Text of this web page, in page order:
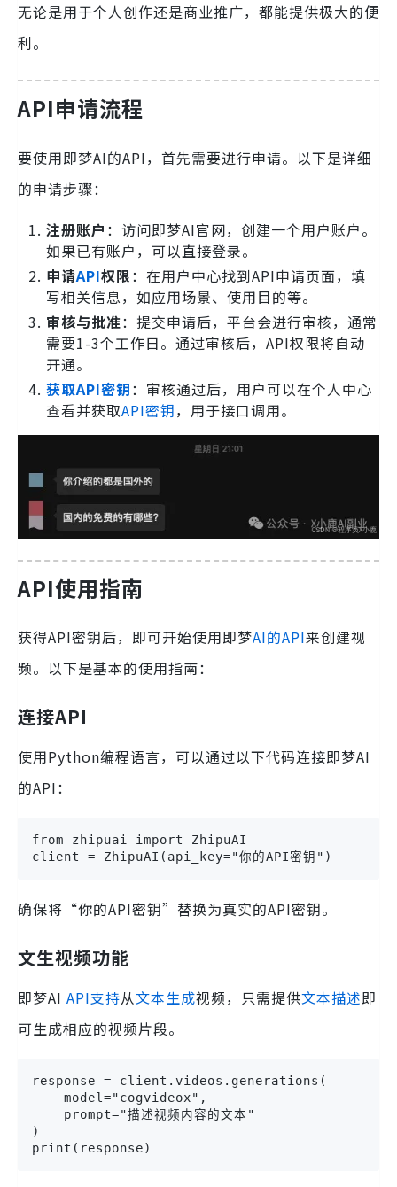
无论是用于个人创作还是商业推广，都能提供极大的便
利。
API申请流程
要使用即梦AI的API，首先需要进行申请。以下是详细
的申请步骤：
注册账户 ：访问即梦AI官网，创建一个用户账户。
如果已有账户，可以直接登录。
申请API权限：在用户中心找到API申请页面，填
写相关信息，如应用场景、使用目的等。
审核与批准：提交申请后，平台会进行审核，通常
需要1-3个工作日。通过审核后，API权限将自动
开通。
获取API密钥：审核通过后，用户可以在个人中心
查看并获取API密钥，用于接口调用。
API使用指南
获得API密钥后，即可开始使用即梦AI的API来创建视
频。以下是基本的使用指南：
连接API
使用Python编程语言，可以通过以下代码连接即梦AI
的API：
from zhipuai import ZhipuAI
client = ZhipuAI(api_key="你的API密钥")
确保将“你的API密钥”替换为真实的API密钥。
文生视频功能
即梦AI API支持从文本生成视频，只需提供文本描述即
可生成相应的视频片段。
response = client.videos.generations(
    model="cogvideox",
    prompt="描述视频内容的文本"
)
print(response)